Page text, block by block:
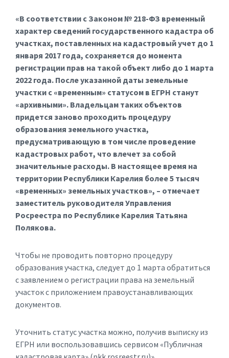
«В соответствии с Законом № 218-ФЗ временный
характер сведений государственного кадастра об
участках, поставленных на кадастровый учет до 1
января 2017 года, сохраняется до момента
регистрации прав на такой объект либо до 1 марта
2022 года. После указанной даты земельные
участки с «временным» статусом в ЕГРН станут
«архивными». Владельцам таких объектов
придется заново проходить процедуру
образования земельного участка,
предусматривающую в том числе проведение
кадастровых работ, что влечет за собой
значительные расходы. В настоящее время на
территории Республики Карелия более 5 тысяч
«временных» земельных участков», – отмечает
заместитель руководителя Управления
Росреестра по Республике Карелия Татьяна
Полякова.
Чтобы не проводить повторно процедуру
образования участка, следует до 1 марта обратиться
с заявлением о регистрации права на земельный
участок с приложением правоустанавливающих
документов.
Уточнить статус участка можно, получив выписку из
ЕГРН или воспользовавшись сервисом «Публичная